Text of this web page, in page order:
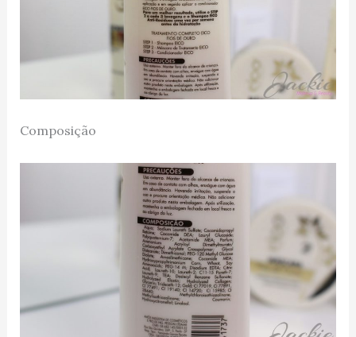
Composição